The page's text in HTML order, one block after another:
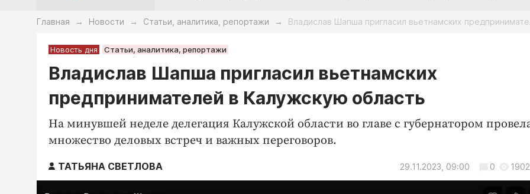
Главная → Новости → Статьи, аналитика, репортажи → Владислав Шапша пригласил вьетнамских
Новость дня Статьи, аналитика, репортажи
Владислав Шапша пригласил вьетнамских
предпринимателей в Калужскую область
На минувшей неделе делегация Калужской области во главе с губернатором
множество деловых встреч и важных переговоров.
ТАТЬЯНА СВЕТЛОВА 29.11.2023, 09:00 0 1902